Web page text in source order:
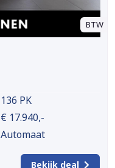
BTW
136 PK
€ 17.940,-
Automaat
Bekijk deal